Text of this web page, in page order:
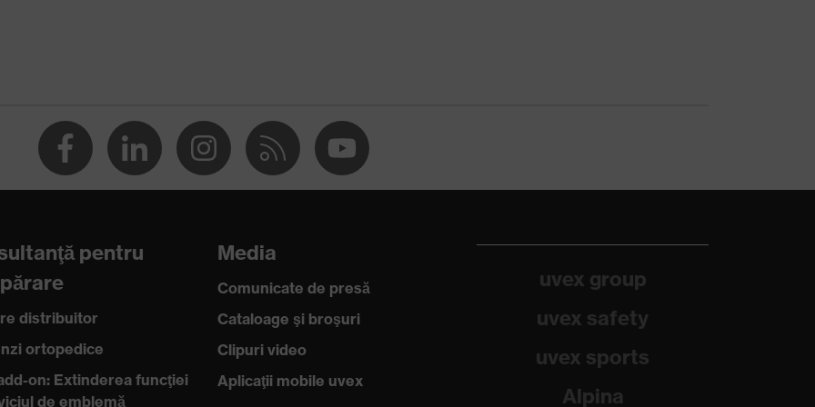
(ESD) cu o rezistenţă de scurgere mai mică de
pentru
distribuitor
ortopedice
on: Extinderea funcţiei
de emblemă
Media
Comunicate de presă
Cataloage şi broşuri
Clipuri video
Aplicaţii mobile uvex
uvex group
uvex safety
uvex sports
Alpina